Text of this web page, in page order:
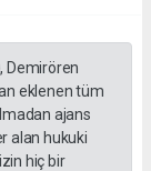
Demirören
eklenen tüm
ajans
alan hukuki
hiç bir